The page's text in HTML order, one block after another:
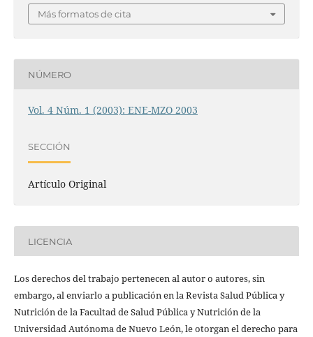
Más formatos de cita
NÚMERO
Vol. 4 Núm. 1 (2003): ENE-MZO 2003
SECCIÓN
Artículo Original
LICENCIA
Los derechos del trabajo pertenecen al autor o autores, sin
embargo, al enviarlo a publicación en la Revista Salud Pública y
Nutrición de la Facultad de Salud Pública y Nutrición de la
Universidad Autónoma de Nuevo León, le otorgan el derecho para